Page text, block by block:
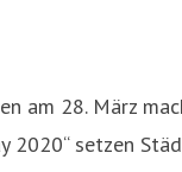
am 28. März
2020“ setzen